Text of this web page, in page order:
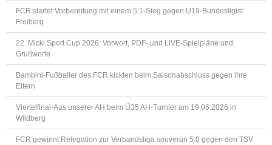
FCR startet Vorbereitung mit einem 5:1-Sieg gegen U19-Bundesligist
Freiberg
22. Micki Sport Cup 2026: Vorwort, PDF- und LIVE-Spielpläne und
Grußworte
Bambini-Fußballer des FCR kickten beim Saisonabschluss gegen ihre
Eltern
Viertelfinal-Aus unserer AH beim Ü35 AH-Turnier am 19.06.2026 in
Wildberg
FCR gewinnt Relegation zur Verbandsliga souverän 5:0 gegen den TSV